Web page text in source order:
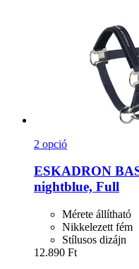
2 opció
ESKADRON
nightblue, Full
Mérete állítható
Nikkelezett fém
Stílusos dizájn
12.890 Ft